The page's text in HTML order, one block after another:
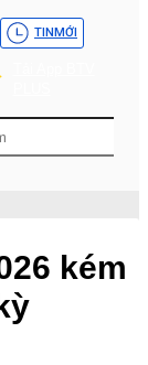
TINMỚI
kém